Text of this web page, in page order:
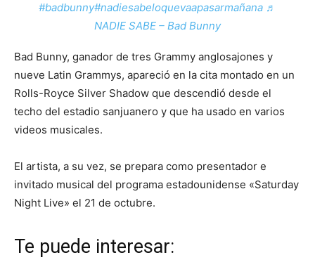
#badbunny#nadiesabeloquevaapasarmañana ♬
NADIE SABE – Bad Bunny
Bad Bunny, ganador de tres Grammy anglosajones y
nueve Latin Grammys, apareció en la cita montado en un
Rolls-Royce Silver Shadow que descendió desde el
techo del estadio sanjuanero y que ha usado en varios
videos musicales.
El artista, a su vez, se prepara como presentador e
invitado musical del programa estadounidense «Saturday
Night Live» el 21 de octubre.
Te puede interesar: